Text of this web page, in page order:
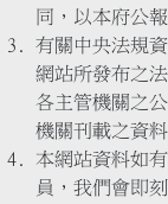
同，以本府公
有關中央法規
網站所發布之
各主管機關之
機關刊載之資料
本網站資料如
員，我們會即刻